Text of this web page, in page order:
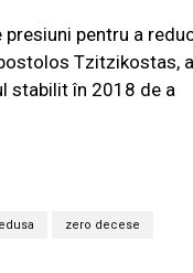
pentru a
Tzitzikostas, a
stabilit în 2018 de a
zero decese